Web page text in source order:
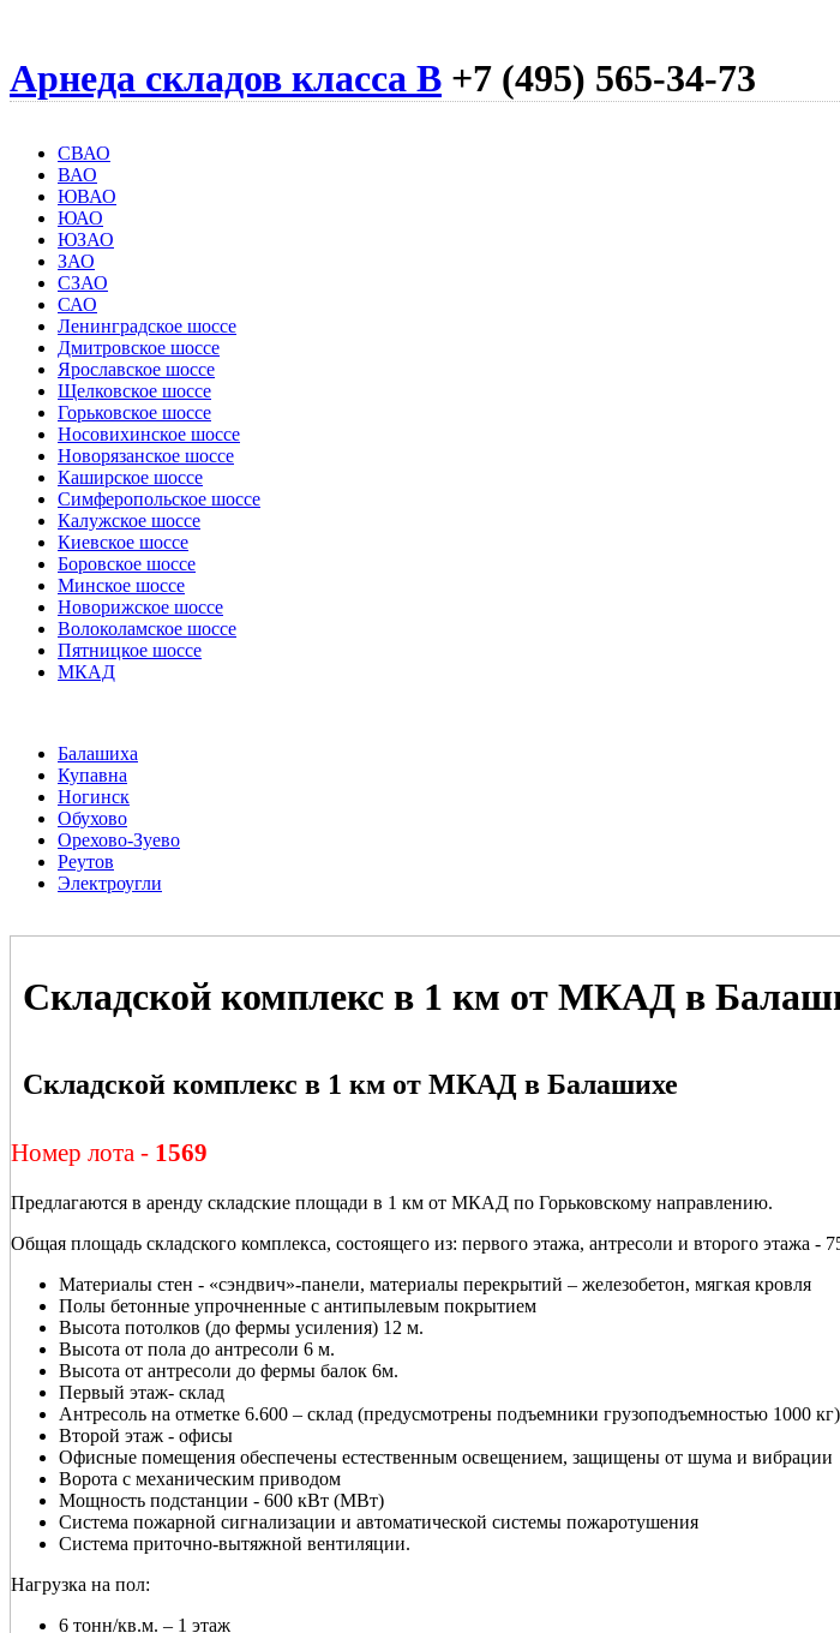
Арнеда складов класса B +7 (495) 565-34-73
СВАО
ВАО
ЮВАО
ЮАО
ЮЗАО
ЗАО
СЗАО
САО
Ленинградское шоссе
Дмитровское шоссе
Ярославское шоссе
Щелковское шоссе
Горьковское шоссе
Носовихинское шоссе
Новорязанское шоссе
Каширское шоссе
Симферопольское шоссе
Калужское шоссе
Киевское шоссе
Боровское шоссе
Минское шоссе
Новорижское шоссе
Волоколамское шоссе
Пятницкое шоссе
МКАД
Балашиха
Купавна
Ногинск
Обухово
Орехово-Зуево
Реутов
Электроугли
Складской комплекс в 1 км от МКАД в
Складской комплекс в 1 км от МКАД в Балашихе
Номер лота - 1569
Предлагаются в аренду складские площади в 1 км от МКАД по Горьковскому направлению.
Общая площадь складского комплекса, состоящего из: первого этажа, антресоли и второго этажа -
Материалы стен - «сэндвич»-панели, материалы перекрытий – железобетон, мягкая кровля
Полы бетонные упрочненные с антипылевым покрытием
Высота потолков (до фермы усиления) 12 м.
Высота от пола до антресоли 6 м.
Высота от антресоли до фермы балок 6м.
Первый этаж- склад
Антресоль на отметке 6.600 – склад (предусмотрены подъемники грузоподъемностью 1000 кг)
Второй этаж - офисы
Офисные помещения обеспечены естественным освещением, защищены от шума и вибрации
Ворота с механическим приводом
Мощность подстанции - 600 кВт (МВт)
Система пожарной сигнализации и автоматической системы пожаротушения
Система приточно-вытяжной вентиляции.
Нагрузка на пол:
6 тонн/кв.м. – 1 этаж